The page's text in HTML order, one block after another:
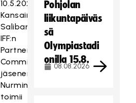
10.5.2026.
Kansainvälisen
Salibandyliiton
IFF:n
Partner
Committeen
jäsenenä
Nurminen
toimii
Pohjolan
liikuntapäiväs
sä
Olympiastadi
onilla 15.8.
08.08.2026